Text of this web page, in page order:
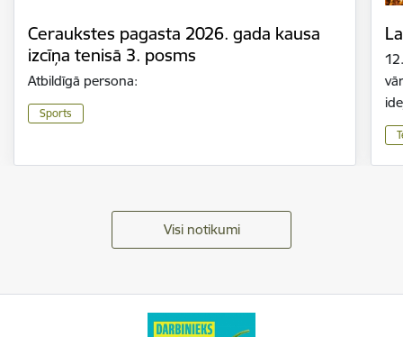
Ceraukstes pagasta 2026. gada kausa
izcīņa tenisā 3. posms
Atbildīgā persona:
Sports
Visi notikumi